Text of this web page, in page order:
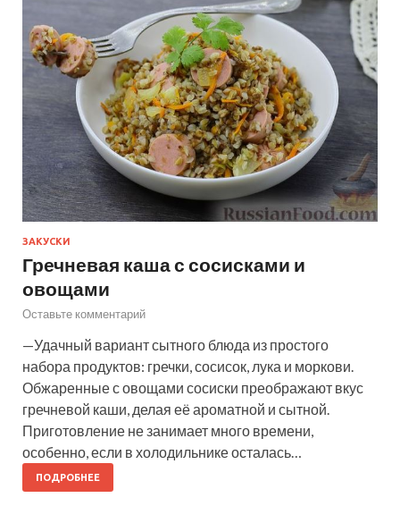
ЗАКУСКИ
Гречневая каша с сосисками и
овощами
Оставьте комментарий
—Удачный вариант сытного блюда из простого
набора продуктов: гречки, сосисок, лука и моркови.
Обжаренные с овощами сосиски преображают вкус
гречневой каши, делая её ароматной и сытной.
Приготовление не занимает много времени,
особенно, если в холодильнике осталась…
ПОДРОБНЕЕ